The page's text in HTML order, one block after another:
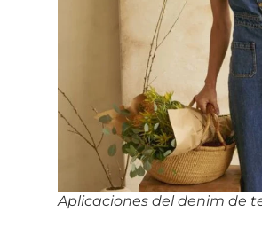
Aplicaciones del denim de